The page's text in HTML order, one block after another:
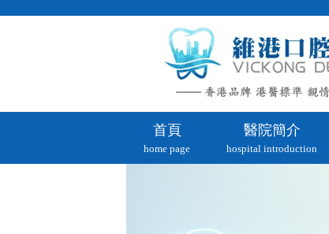
首頁
home page
醫院簡介
hospital introduction